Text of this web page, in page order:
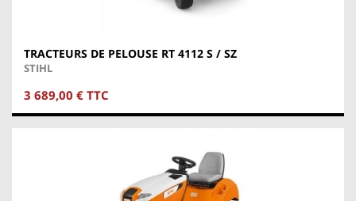
TRACTEURS DE PELOUSE RT 4112 S / SZ
STIHL
3 689,00 € TTC